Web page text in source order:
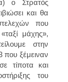
ο Στρατός
και θα
που
μάχης»,
στην
που ξέμειναν
τίποτα και
του